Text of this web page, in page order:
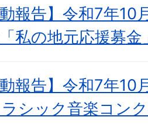
動報告】令和7年
私の地元応援募金
動報告】令和7年
シック音楽コン